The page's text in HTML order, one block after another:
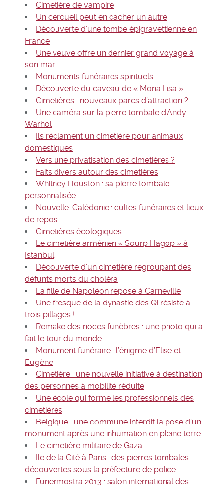
Cimetière de vampire
Un cercueil peut en cacher un autre
Découverte d’une tombe épigravettienne en
France
Une veuve offre un dernier grand voyage à
son mari
Monuments funéraires spirituels
Découverte du caveau de « Mona Lisa »
Cimetières : nouveaux parcs d’attraction ?
Une caméra sur la pierre tombale d’Andy
Warhol
Ils réclament un cimetière pour animaux
domestiques
Vers une privatisation des cimetières ?
Faits divers autour des cimetières
Whitney Houston : sa pierre tombale
personnalisée
Nouvelle-Calédonie : cultes funéraires et lieux
de repos
Cimetières écologiques
Le cimetière arménien « Sourp Hagop » à
Istanbul
Découverte d’un cimetière regroupant des
défunts morts du choléra
La fille de Napoléon repose à Carneville
Une fresque de la dynastie des Qi résiste à
trois pillages !
Remake des noces funèbres : une photo qui a
fait le tour du monde
Monument funéraire : l’énigme d’Elise et
Eugène
Cimetière : une nouvelle initiative à destination
des personnes à mobilité réduite
Une école qui forme les professionnels des
cimetières
Belgique : une commune interdit la pose d’un
monument après une inhumation en pleine terre
Le cimetière militaire de Gaza
Ile de la Cité à Paris : des pierres tombales
découvertes sous la préfecture de police
Funermostra 2013 : salon international des